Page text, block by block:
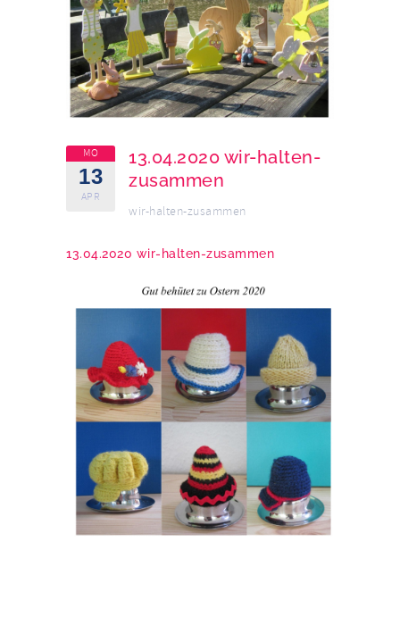
MO
13
APR
13.04.2020 wir-halten-
zusammen
wir-halten-zusammen
13.04.2020 wir-halten-zusammen